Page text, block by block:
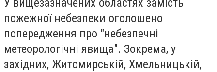
У вищезазначених областях замість
пожежної небезпеки оголошено
попередження про "небезпечні
метеорологічні явища". Зокрема, у
західних, Житомирській, Хмельницькій,